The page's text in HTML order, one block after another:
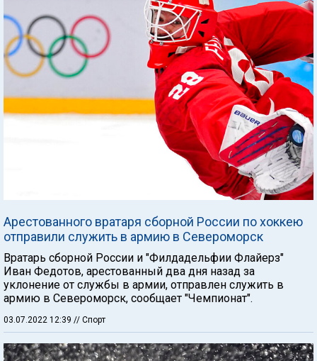
Арестованного вратаря сборной России по хоккею
отправили служить в армию в Североморск
Вратарь сборной России и "Филдадельфии Флайерз"
Иван Федотов, арестованный два дня назад за
уклонение от службы в армии, отправлен служить в
армию в Североморск, сообщает "Чемпионат".
03.07.2022 12:39 // Спорт